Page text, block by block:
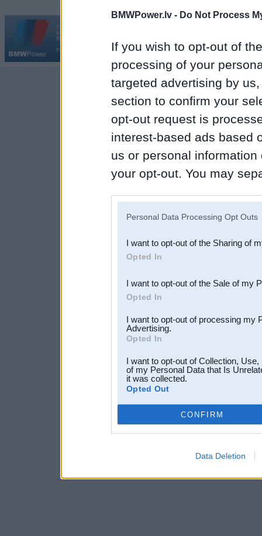
BMWPower.lv - Do Not Process
If you wish to opt-out of
processing of your
targeted advertising by
section to confirm your
opt-out request is
interest-based ads based
us or personal
your opt-out. You may
Downstream Participants
third parties.
Personal Data Processing Opt Outs
I want to opt-out of the Sharing of
Opted In
I want to opt-out of the Sale of my
Opted In
I want to opt-out of processing my
Advertising.
Opted In
I want to opt-out of Collection,
of my Personal Data that Is
it was collected.
Opted Out
CONFIRM
Data Deletion
Vortāls BMWPower.lv darbojas
kopš 2002. gada 14. maija. Tas nav auto klubs un nav saistīts ar
BMW AG.
Par BMWPower
Kontakti |Reklāma